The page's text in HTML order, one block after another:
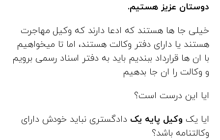
دوستان عزیز هستیم.
خیلی جا ها هستند که ادعا دارند که وکیل مهاجرت
هستند یا دارای دفتر وکالت هستند، اما تا میخواهیم
با ان ها قرارداد ببندیم باید به دفتر اسناد رسمی برویم
و وکالت را ان جا بدهیم
ایا این درست است؟
ایا یک وکیل پایه یک دادگستری نباید خودش دارای
وکالتنامه باشد؟